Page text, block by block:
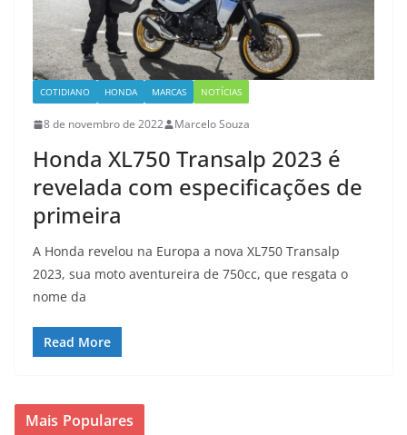
COTIDIANO HONDA MARCAS NOTÍCIAS
8 de novembro de 2022 Marcelo Souza
Honda XL750 Transalp 2023 é
revelada com especificações de
primeira
A Honda revelou na Europa a nova XL750 Transalp
2023, sua moto aventureira de 750cc, que resgata o
nome da
Read More
Mais Populares